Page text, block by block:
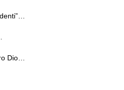
Dio…